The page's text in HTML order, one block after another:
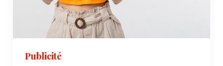
Publicité